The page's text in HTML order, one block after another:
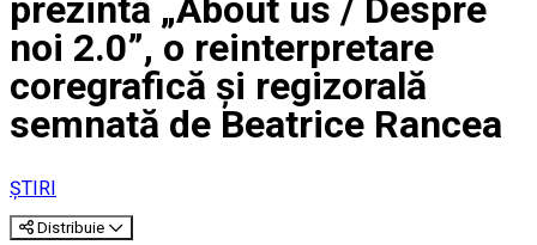
prezintă „About us / Despre
noi 2.0”, o reinterpretare
coregrafică și regizorală
semnată de Beatrice Rancea
ȘTIRI
Distribuie